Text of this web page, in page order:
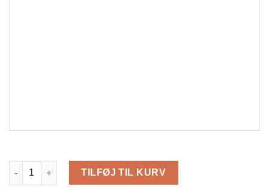
ESSEX 19.9m² (5×4) 44mm antal
TILFØJ TIL KURV